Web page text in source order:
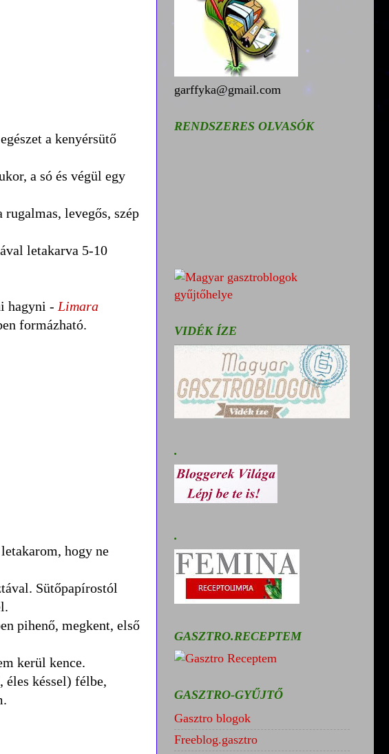
a kenyérsütő
a só és végül egy
levegős, szép
letakarva 5-10
hagyni - Limara
formázható.
hogy ne
Sütőpapírostól
pihenő, megkent, első
kerül kence.
késsel) félbe,
garffyka@gmail.com
RENDSZERES OLVASÓK
VIDÉK ÍZE
.
.
GASZTRO.RECEPTEM
GASZTRO-GYŰJTŐ
Gasztro blogok
Freeblog.gasztro